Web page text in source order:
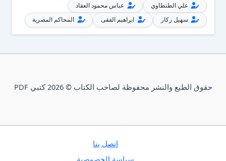
علي الطنطاوي
عباس محمود العقاد
سهيل زكار
ابراهيم الفقى المحاكم المصرية
حقوق الطبع والنشر محفوظة لصاحب الكتاب © 2026 كتبي PDF
إتصل بنا
سياسة الخصوصية